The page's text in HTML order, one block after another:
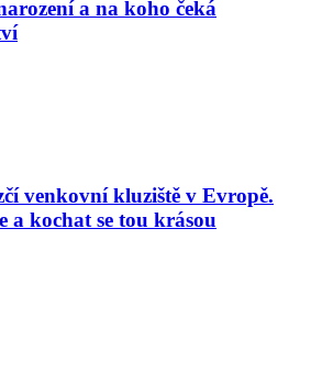
a na koho čeká
venkovní kluziště v Evropě.
a kochat se tou krásou